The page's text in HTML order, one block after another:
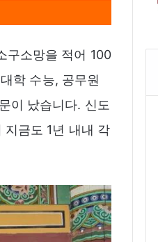
구소망을 적어 100
학 수능, 공무원
이 났습니다. 신도
금도 1년 내내 각